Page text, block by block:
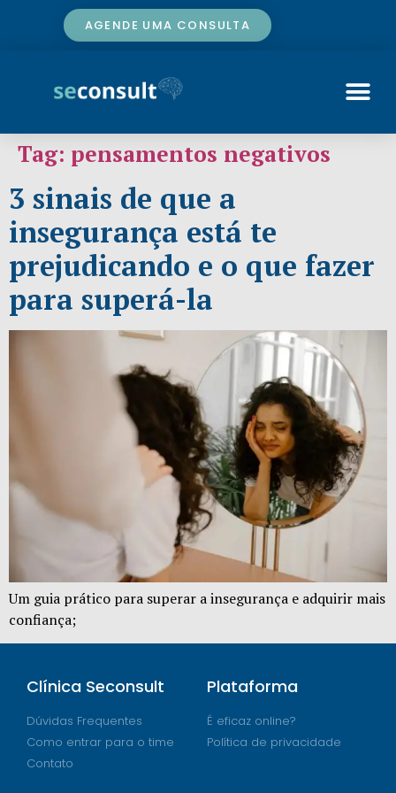
AGENDE UMA CONSULTA
Tag: pensamentos negativos
3 sinais de que a
insegurança está te
prejudicando e o que fazer
para superá-la
Um guia prático para superar a insegurança e adquirir mais
confiança;
Clínica Seconsult
Dúvidas Frequentes
Como entrar para o time
Contato
Plataforma
É eficaz online?
Política de privacidade